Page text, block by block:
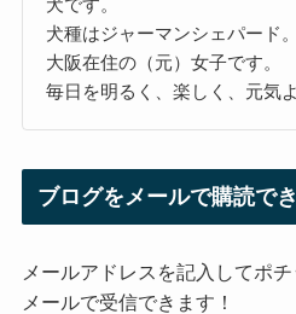
犬種はジャーマンシェパード。
大阪在住の（元）女子です。
毎日を明るく、楽しく、元気
ブログをメールで購読で
メールアドレスを記入してポ
メールで受信できます！